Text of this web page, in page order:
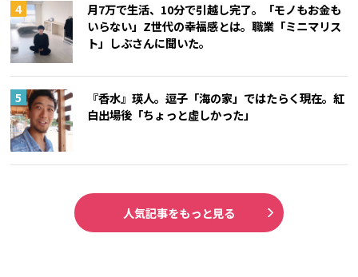
月7万で生活、10分で引越し完了。「モノもお金も
いらない」Z世代の幸福感とは。職業「ミニマリス
ト」しぶさんに聞いた。
『香水』瑛人。逗子「海の家」ではたらく現在。紅
白出場後「ちょっと虚しかった」
人気記事をもっと見る